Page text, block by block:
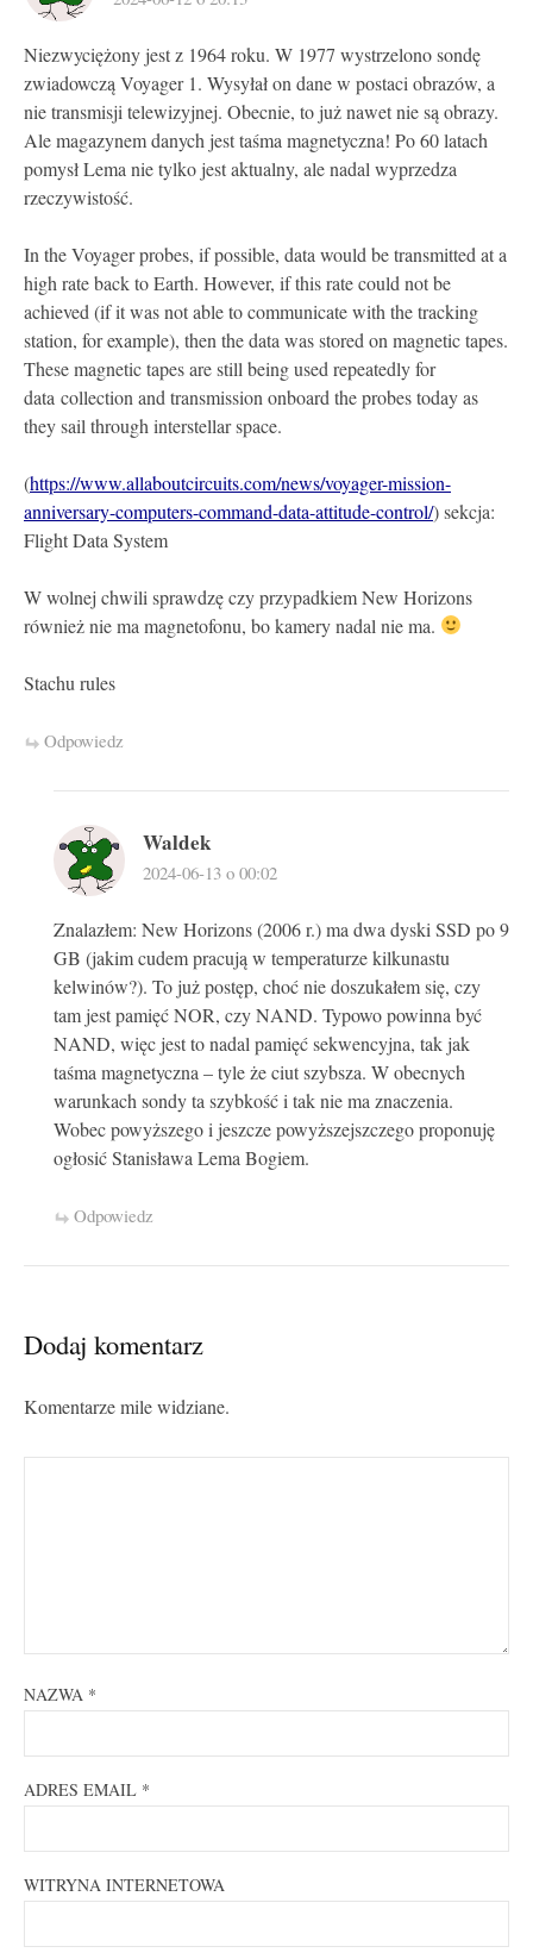
Niezwyciężony jest z 1964 roku. W 1977 wystrzelono sondę
zwiadowczą Voyager 1. Wysyłał on dane w postaci obrazów, a
nie transmisji telewizyjnej. Obecnie, to już nawet nie są obrazy.
Ale magazynem danych jest taśma magnetyczna! Po 60 latach
pomysł Lema nie tylko jest aktualny, ale nadal wyprzedza
rzeczywistość.
In the Voyager probes, if possible, data would be transmitted at a
high rate back to Earth. However, if this rate could not be
achieved (if it was not able to communicate with the tracking
station, for example), then the data was stored on magnetic tapes.
These magnetic tapes are still being used repeatedly for
data collection and transmission onboard the probes today as
they sail through interstellar space.
(https://www.allaboutcircuits.com/news/voyager-mission-
anniversary-computers-command-data-attitude-control/) sekcja:
Flight Data System
W wolnej chwili sprawdzę czy przypadkiem New Horizons
również nie ma magnetofonu, bo kamery nadal nie ma.
Stachu rules
Odpowiedz
Waldek
2024-06-13 o 00:02
Znalazłem: New Horizons (2006 r.) ma dwa dyski SSD po 9
GB (jakim cudem pracują w temperaturze kilkunastu
kelwinów?). To już postęp, choć nie doszukałem się, czy
tam jest pamięć NOR, czy NAND. Typowo powinna być
NAND, więc jest to nadal pamięć sekwencyjna, tak jak
taśma magnetyczna – tyle że ciut szybsza. W obecnych
warunkach sondy ta szybkość i tak nie ma znaczenia.
Wobec powyższego i jeszcze powyższejszczego proponuję
ogłosić Stanisława Lema Bogiem.
Odpowiedz
Dodaj komentarz
Komentarze mile widziane.
NAZWA *
ADRES EMAIL *
WITRYNA INTERNETOWA